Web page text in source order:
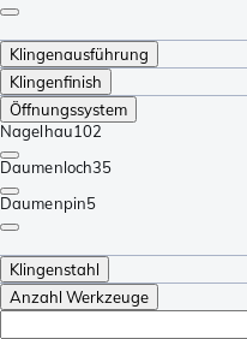
Klingenausführung
Klingenfinish
Öffnungssystem
Nagelhau102
Daumenloch35
Daumenpin5
Klingenstahl
Anzahl Werkzeuge